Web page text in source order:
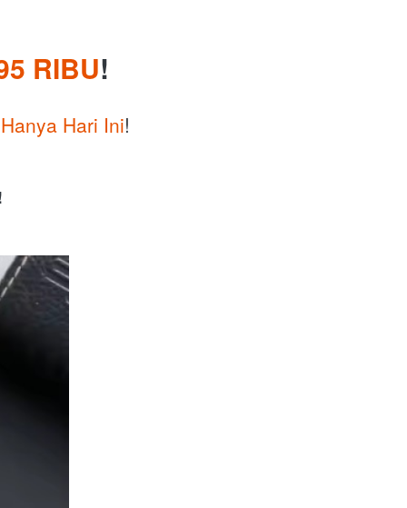
RIBU!
Hanya Hari Ini!